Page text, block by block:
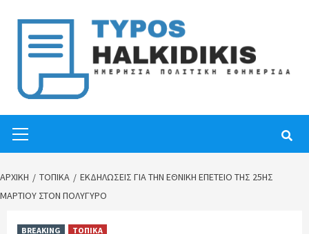
content
Menu
ΑΡΧΙΚΉ ΤΟΠΙΚΑ
ΕΚΔΗΛΏΣΕΙΣ ΓΙΑ ΤΗΝ ΕΘΝΙΚΉ ΕΠΈΤΕΙΟ ΤΗΣ 25ΗΣ
ΜΑΡΤΊΟΥ ΣΤΟΝ ΠΟΛΎΓΥΡΟ
BREAKING ΤΟΠΙΚΑ